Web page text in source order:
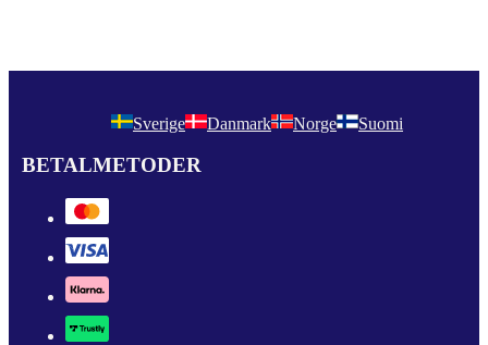
Sverige Danmark Norge Suomi
BETALMETODER